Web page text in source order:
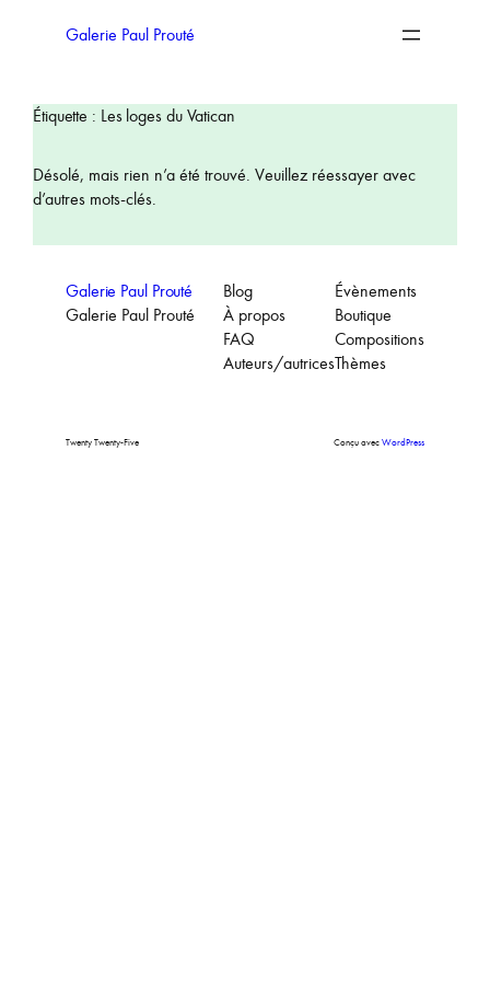
Galerie Paul Prouté
Étiquette : Les loges du Vatican
Désolé, mais rien n’a été trouvé. Veuillez réessayer avec
d’autres mots-clés.
Galerie Paul Prouté
Galerie Paul Prouté
Blog
À propos
FAQ
Auteurs/autrices
Évènements
Boutique
Compositions
Thèmes
Twenty Twenty-Five Conçu avecWordPress